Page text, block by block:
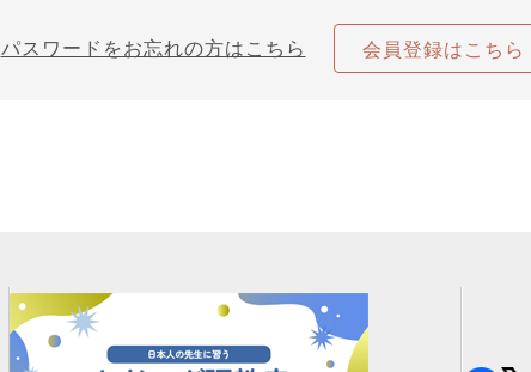
パスワードをお忘れの方はこちら 会員登録はこちら